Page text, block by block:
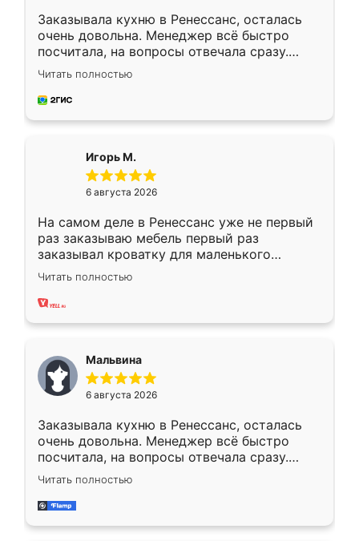
Заказывала кухню в Ренессанс, осталась
очень довольна. Менеджер всё быстро
посчитала, на вопросы отвечала сразу.
Замерщик приехал в субботу, подошёл к
делу со всей ответственностью. Собрали
за день, ребята работали аккуратно, даже
Читать полностью
Игорь М.
6 августа 2026
На самом деле в Ренессанс уже не первый
раз заказываю мебель первый раз
заказывал кроватку для маленького
ребёнка при его рождении ,во второй раз
заказал шкаф-купе. По качеству очень
хорошее сборка достаточно быстрая,
меньше, здесь же он более разнообразный.
Мне нравится ,если что-то потребуется из
мебели буду заказывать только здесь.
Читать полностью
Мальвина
6 августа 2026
Заказывала кухню в Ренессанс, осталась
очень довольна. Менеджер всё быстро
посчитала, на вопросы отвечала сразу.
Замерщик приехал в субботу, подошёл к
делу со всей ответственностью. Собрали
за день, ребята работали аккуратно, даже
Читать полностью